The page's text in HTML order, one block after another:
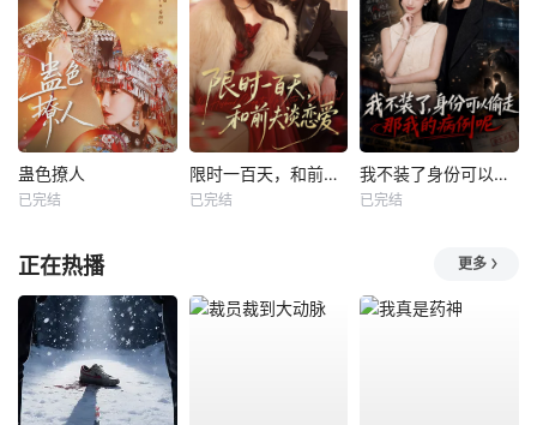
蛊色撩人
已完结
限时一百天，和前夫谈恋爱
已完结
我不装了身份可以偷走那我的病例呢
已完结
正在热播 更多